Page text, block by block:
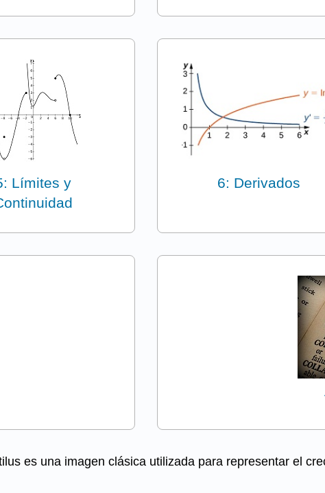
Límites y
6: Derivados
es una imagen clásica utilizada para representar el